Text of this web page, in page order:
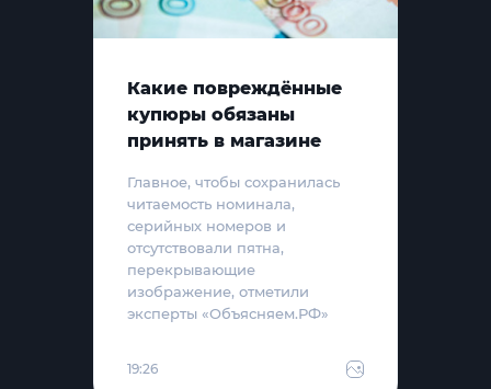
Какие повреждённые
купюры обязаны
принять в магазине
Главное, чтобы сохранилась
читаемость номинала,
серийных номеров и
отсутствовали пятна,
перекрывающие
изображение, отметили
эксперты «Объясняем.РФ»
19:26